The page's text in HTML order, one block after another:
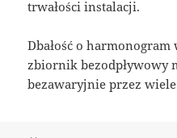
trwałości instalacji.
Dbałość o
zbiornik bezodpływowy
bezawaryjnie przez